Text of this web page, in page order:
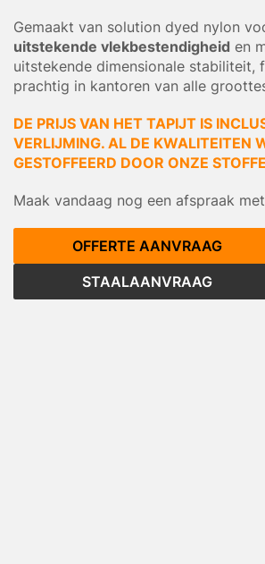
Gemaakt van solution dyed nylon
uitstekende vlekbestendigheid en
uitstekende dimensionale
prachtig in kantoren van alle
DE PRIJS VAN HET TAPIJT IS
VERLIJMING. AL DE KWALITEITEN
GESTOFFEERD DOOR ONZE
Maak vandaag nog een afspraak
OFFERTE AANVRAAG
STAALAANVRAAG